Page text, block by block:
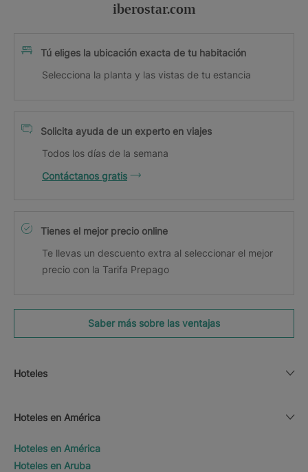
iberostar.com
Tú eliges la ubicación exacta de tu habitación
Selecciona la planta y las vistas de tu estancia
Solicita ayuda de un experto en viajes
Todos los días de la semana
Contáctanos gratis
Tienes el mejor precio online
Te llevas un descuento extra al seleccionar el mejor
precio con la Tarifa Prepago
Saber más sobre las ventajas
Hoteles
Hoteles en América
Hoteles en América
Hoteles en Aruba